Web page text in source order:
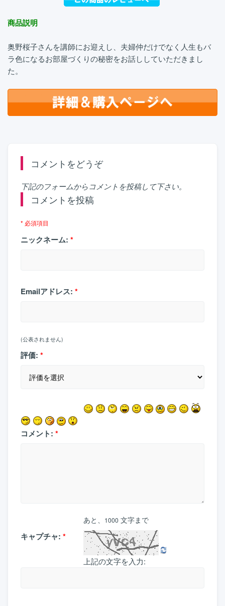
商品説明
奥野桜子さんを講師にお迎えし、夫婦仲だけでなく人生もバ
ラ色になるお部屋づくりの秘密をお話ししていただきまし
た。
コメントをどうぞ
下記のフォームからコメントを投稿して下さい。
コメントを投稿
* 必須項目
ニックネーム: *
Emailアドレス: *
(公表されません)
評価: *
コメント: *
あと、 1000 文字まで
キャプチャ: *
上記の文字を入力: